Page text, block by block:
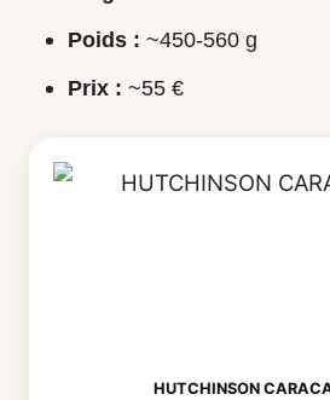
Poids : ~450-560 g
Prix : ~55 €
HUTCHINSON